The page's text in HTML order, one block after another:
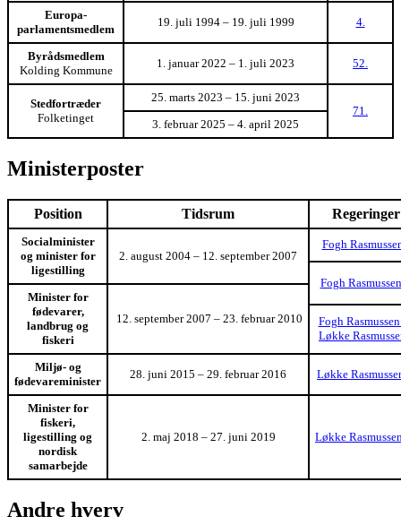
Europa-
parlamentsmedlem
19. juli 1994 – 19. juli 1999 4.
Byrådsmedlem
Kolding Kommune
1. januar 2022 – 1. juli 2023 52.
Stedfortræder
Folketinget
25. marts 2023 – 15. juni 2023
71.
3. februar 2025 – 4. april 2025
Ministerposter
Position Tidsrum Regeringer
Socialminister
og minister for
ligestilling
2. august 2004 – 12. september 2007
Fogh
Fogh
Minister for
fødevarer,
landbrug og
fiskeri
12. september 2007 – 23. februar 2010
Fogh
Løkke
Miljø- og
fødevareminister
28. juni 2015 – 29. februar 2016 Løkke
Minister for
fiskeri,
ligestilling og
nordisk
samarbejde
2. maj 2018 – 27. juni 2019 Løkke
Andre hverv